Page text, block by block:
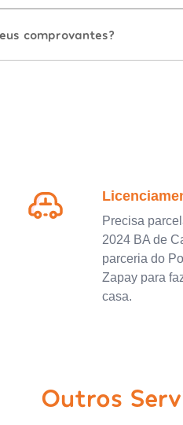
comprovantes?
Precisa
2024 BA de
parceria do
Zapay para
casa.
Outros